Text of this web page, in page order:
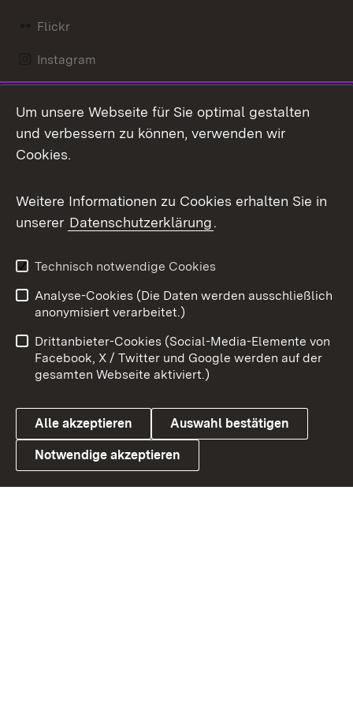
Flickr
Instagram
Mastodon
Messenger
Social Wall
X / Twitter
Youtube
Link zum Landesportal
Benutzungshinweise
Barrierefreiheit
Datenschutz
Cookies
Um unsere Webseite für Sie optimal gestalten
und verbessern zu können, verwenden wir
Cookies.
Weitere Informationen zu Cookies erhalten Sie in
unserer Datenschutzerklärung.
Technisch notwendige Cookies
Analyse-Cookies (Die Daten werden ausschließlich
anonymisiert verarbeitet.)
Drittanbieter-Cookies (Social-Media-Elemente von
Facebook, X / Twitter und Google werden auf der
gesamten Webseite aktiviert.)
Alle akzeptieren Auswahl bestätigen
Notwendige akzeptieren